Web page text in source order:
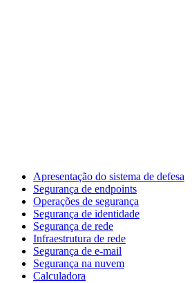
Apresentação do sistema de defesa
Segurança de endpoints
Operações de segurança
Segurança de identidade
Segurança de rede
Infraestrutura de rede
Segurança de e-mail
Segurança na nuvem
Calculadora